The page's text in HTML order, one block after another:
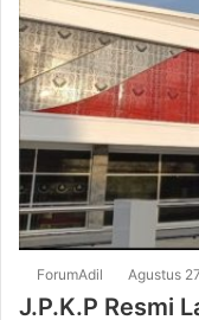
ForumAdil Agustus
J.P.K.P Resmi